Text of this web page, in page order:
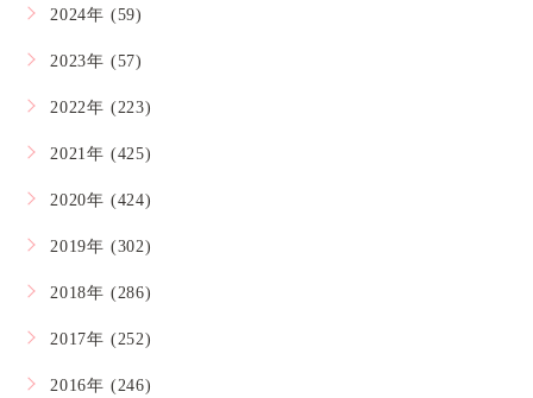
2024年 (59)
2023年 (57)
2022年 (223)
2021年 (425)
2020年 (424)
2019年 (302)
2018年 (286)
2017年 (252)
2016年 (246)